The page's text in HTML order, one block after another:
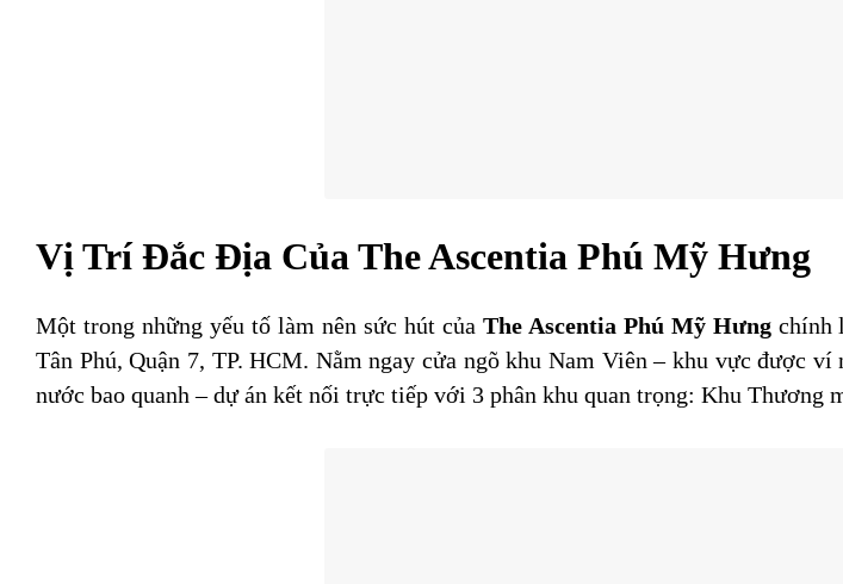
Vị Trí Đắc Địa Của The Ascentia Phú Mỹ Hưng
Một trong những yếu tố làm nên sức hút của The Ascentia Phú Mỹ Hưngchính
Tân Phú, Quận 7, TP. HCM. Nằm ngay cửa ngõ khu Nam Viên – khu vực được
nước bao quanh – dự án kết nối trực tiếp với 3 phân khu quan trọng: Khu Thương